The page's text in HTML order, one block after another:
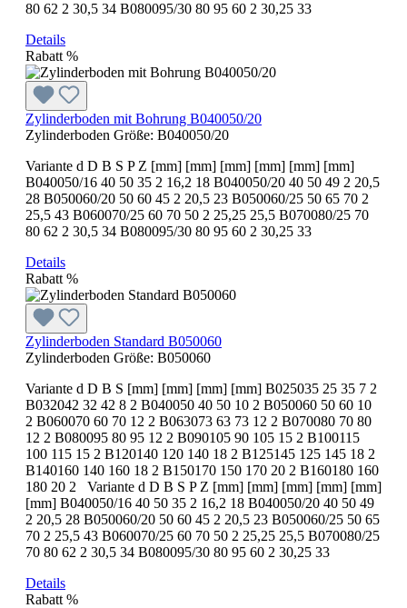
80 62 2 30,5 34 B080095/30 80 95 60 2 30,25 33
Details
Rabatt %
Zylinderboden mit Bohrung B040050/20
Zylinderboden Größe: B040050/20
Variante d D B S P Z [mm] [mm] [mm] [mm] [mm] [mm]
B040050/16 40 50 35 2 16,2 18 B040050/20 40 50 49 2 20,5
28 B050060/20 50 60 45 2 20,5 23 B050060/25 50 65 70 2
25,5 43 B060070/25 60 70 50 2 25,25 25,5 B070080/25 70
80 62 2 30,5 34 B080095/30 80 95 60 2 30,25 33
Details
Rabatt %
Zylinderboden Standard B050060
Zylinderboden Größe: B050060
Variante d D B S [mm] [mm] [mm] [mm] B025035 25 35 7 2
B032042 32 42 8 2 B040050 40 50 10 2 B050060 50 60 10
2 B060070 60 70 12 2 B063073 63 73 12 2 B070080 70 80
12 2 B080095 80 95 12 2 B090105 90 105 15 2 B100115
100 115 15 2 B120140 120 140 18 2 B125145 125 145 18 2
B140160 140 160 18 2 B150170 150 170 20 2 B160180 160
180 20 2 Variante d D B S P Z [mm] [mm] [mm] [mm] [mm]
[mm] B040050/16 40 50 35 2 16,2 18 B040050/20 40 50 49
2 20,5 28 B050060/20 50 60 45 2 20,5 23 B050060/25 50 65
70 2 25,5 43 B060070/25 60 70 50 2 25,25 25,5 B070080/25
70 80 62 2 30,5 34 B080095/30 80 95 60 2 30,25 33
Details
Rabatt %